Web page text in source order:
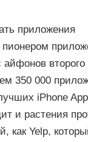
приложения
айфонов второго
350 000
iPhone
и растения
как Yelp,